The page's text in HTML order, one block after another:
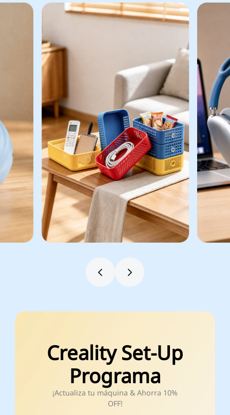
Creality Set-Up
Programa
¡Actualiza tu máquina & Ahorra 10%
OFF!